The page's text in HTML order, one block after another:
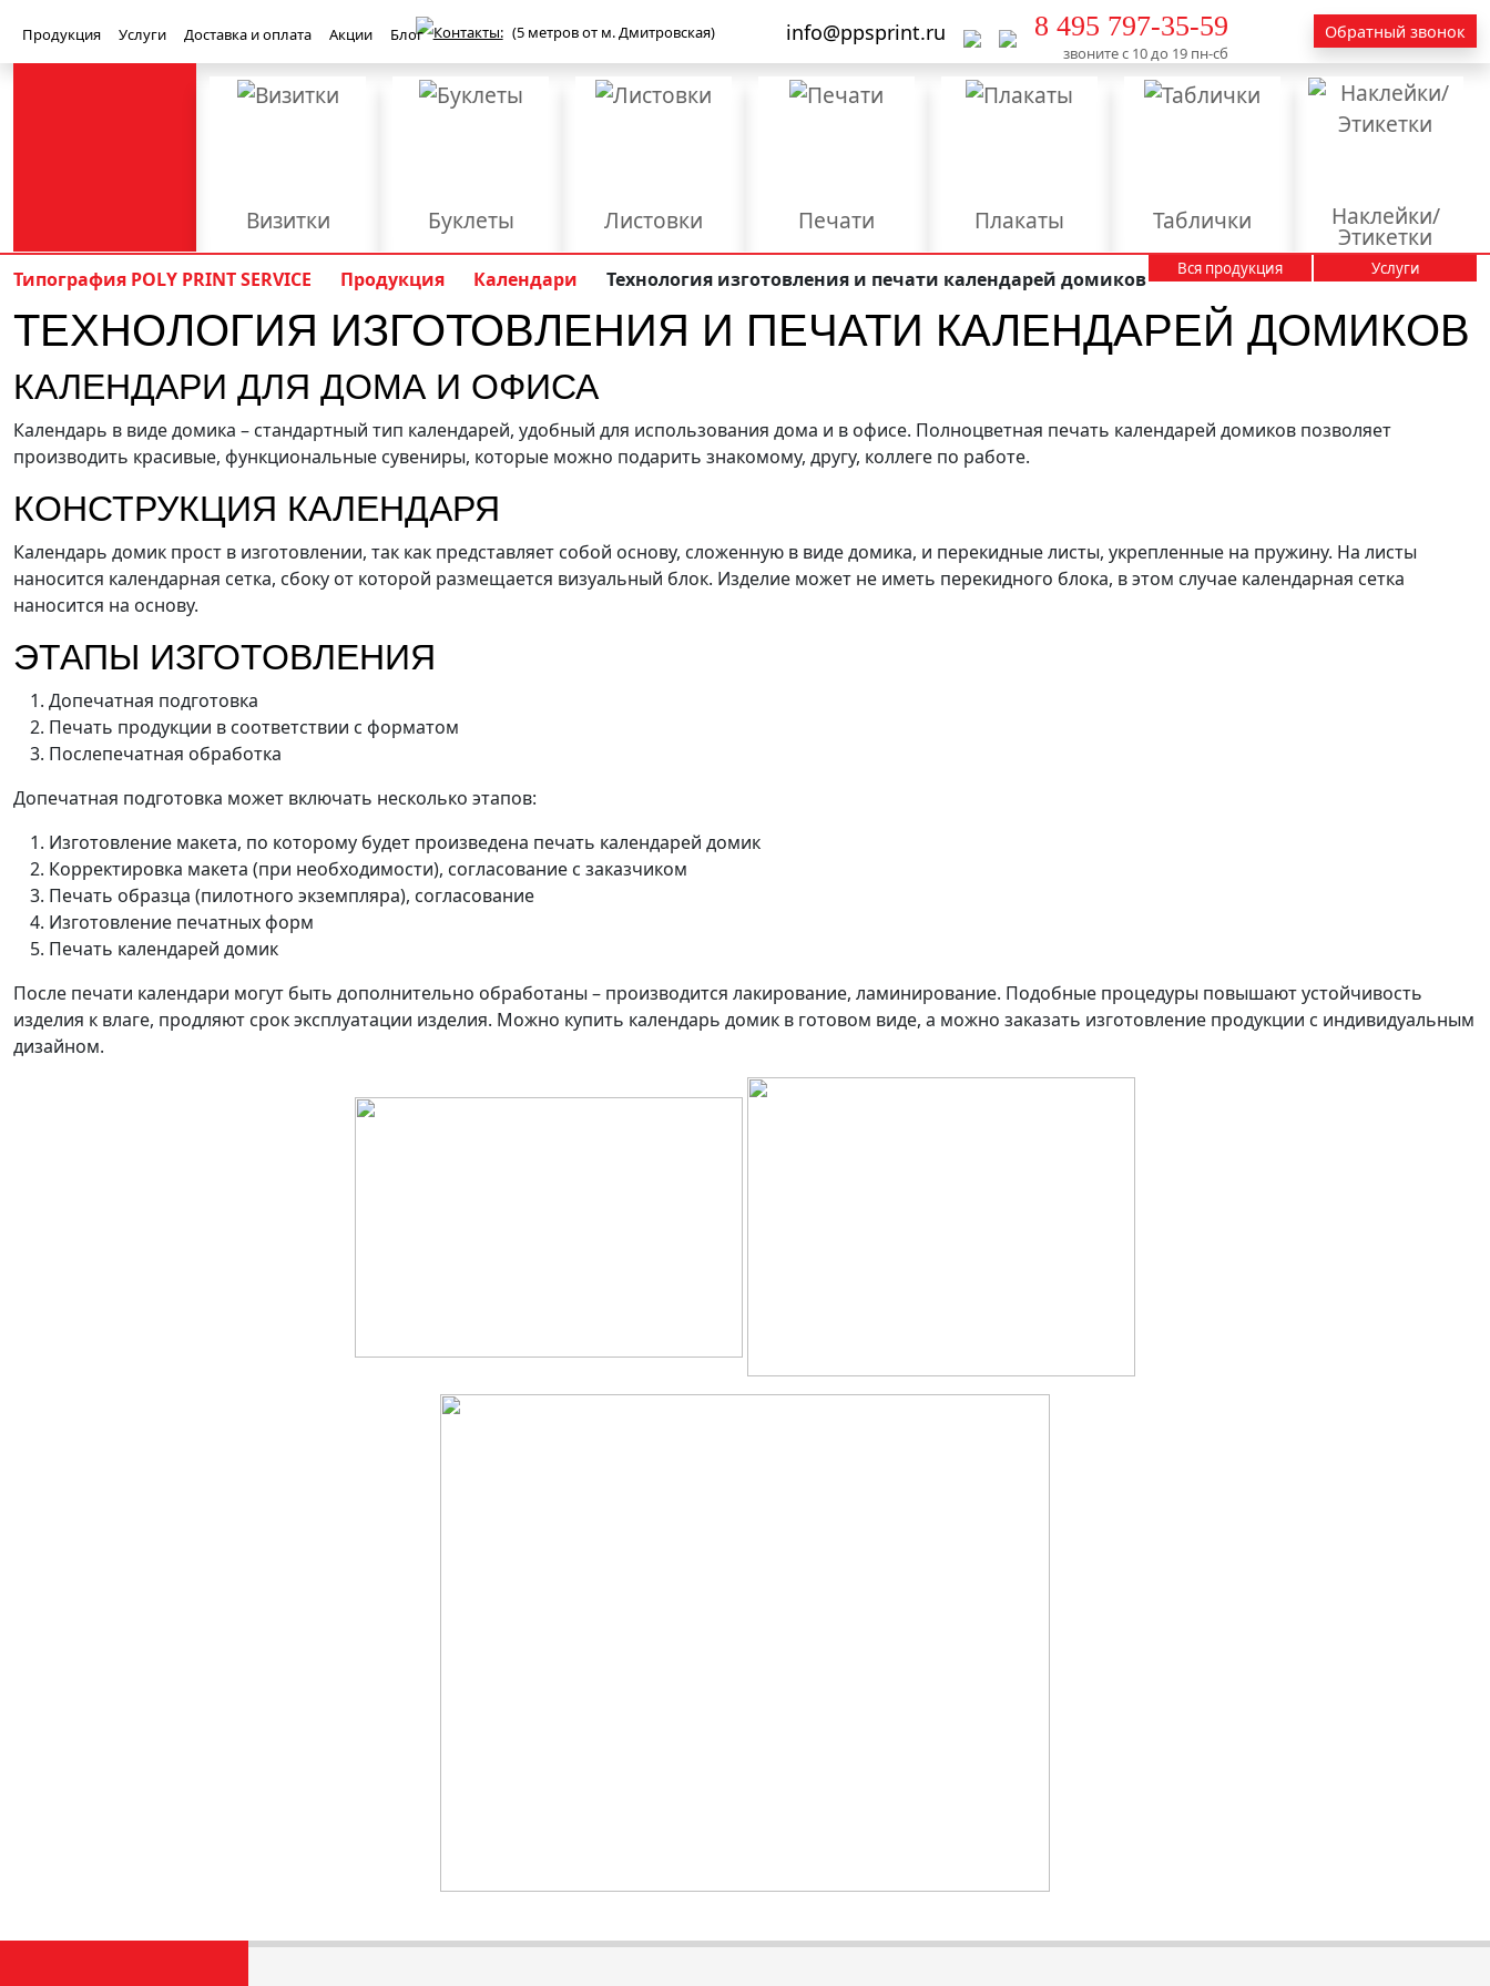
Продукция Услуги Доставка и оплата Акции Блог Контакты: (5 метров от м. Дмитровская) info@ppsprint.ru 8 495 797-35-59
звоните с 10 до 19 пн-сб
Обратный звонок
Полиграфия
PolyPrint
Визитки Буклеты Листовки Печати Плакаты Таблички Наклейки/
Этикетки
Баннеры Бейджи Бланки Брошюры/Каталоги Вывески Календари
Книги Конверты Мерч и сувенирка Объемные буквы Пакеты Пластиковые карты
Брошюровка Верстка Вырубка Дизайн Конгрев Ламинация
Наружная реклама Офсетная печать Плоттерная резка Размещение и Разработка логотипа Редактирование
Резка
Ризография Термоперенос
Флексография Фольгирование Цифровая печать Шелкография Широкоформатная
печать
Вся продукция Услуги
Типография POLY PRINT SERVICE Продукция Календари Технология изготовления и печати календарей домиков
ТЕХНОЛОГИЯ ИЗГОТОВЛЕНИЯ И ПЕЧАТИ КАЛЕНДАРЕЙ ДОМИКОВ
КАЛЕНДАРИ ДЛЯ ДОМА И ОФИСА
Календарь в виде домика – стандартный тип календарей, удобный для использования дома и в офисе. Полноцветная печать календарей домиков позволяет
производить красивые, функциональные сувениры, которые можно подарить знакомому, другу, коллеге по работе.
КОНСТРУКЦИЯ КАЛЕНДАРЯ
Календарь домик прост в изготовлении, так как представляет собой основу, сложенную в виде домика, и перекидные листы, укрепленные на пружину. На листы
наносится календарная сетка, сбоку от которой размещается визуальный блок. Изделие может не иметь перекидного блока, в этом случае календарная сетка
наносится на основу.
ЭТАПЫ ИЗГОТОВЛЕНИЯ
Допечатная подготовка
Печать продукции в соответствии с форматом
Послепечатная обработка
Допечатная подготовка может включать несколько этапов:
Изготовление макета, по которому будет произведена печать календарей домик
Корректировка макета (при необходимости), согласование с заказчиком
Печать образца (пилотного экземпляра), согласование
Изготовление печатных форм
Печать календарей домик
После печати календари могут быть дополнительно обработаны – производится лакирование, ламинирование. Подобные процедуры повышают устойчивость
изделия к влаге, продляют срок эксплуатации изделия. Можно купить календарь домик в готовом виде, а можно заказать изготовление продукции с индивидуальным
дизайном.